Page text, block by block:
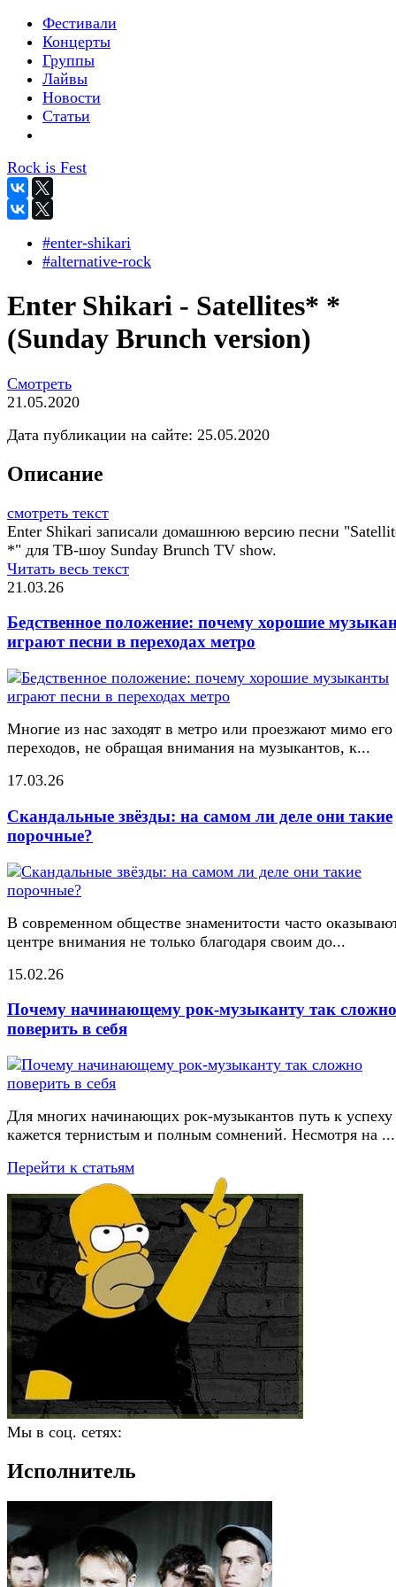
Фестивали
Концерты
Группы
Лайвы
Новости
Статьи
Rock is Fest
#enter-shikari
#alternative-rock
Enter Shikari - Satellites* *
(Sunday Brunch version)
Смотреть
21.05.2020
Дата публикации на сайте: 25.05.2020
Описание
смотреть текст
Enter Shikari записали домашнюю версию песни
*" для ТВ-шоу Sunday Brunch TV show.
Читать весь текст
21.03.26
Бедственное положение: почему хорошие
играют песни в переходах метро
Многие из нас заходят в метро или проезжают мимо его
переходов, не обращая внимания на музыкантов, к...
17.03.26
Скандальные звёзды: на самом ли деле они такие
порочные?
В современном обществе знаменитости часто
центре внимания не только благодаря своим до...
15.02.26
Почему начинающему рок-музыканту так сложно
поверить в себя
Для многих начинающих рок-музыкантов путь к успеху
кажется тернистым и полным сомнений. Несмотря на ...
Перейти к статьям
Мы в соц. сетях:
Исполнитель